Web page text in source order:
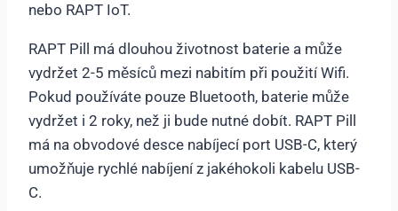
nebo RAPT IoT.
RAPT Pill má dlouhou životnost baterie a může
vydržet 2-5 měsíců mezi nabitím při použití Wifi.
Pokud používáte pouze Bluetooth, baterie může
vydržet i 2 roky, než ji bude nutné dobít. RAPT Pill
má na obvodové desce nabíjecí port USB-C, který
umožňuje rychlé nabíjení z jakéhokoli kabelu USB-
C.